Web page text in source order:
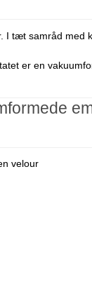
I tæt samråd med
er en
velour